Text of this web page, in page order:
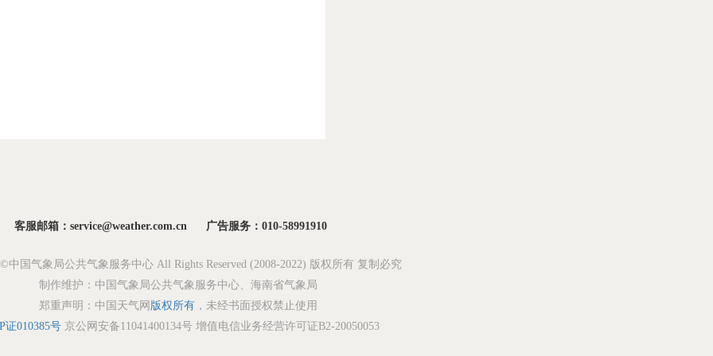
客服邮箱：service@weather.com.cn 广告服务：010-58991910
中国气象局公共气象服务中心 All Rights Reserved (2008-2022) 版权所有 复制必究
制作维护：中国气象局公共气象服务中心、海南省气象局
郑重声明：中国天气网 版权所有 ，未经书面授权禁止使用
证010385号 京公网安备11041400134号 增值电信业务经营许可证B2-20050053